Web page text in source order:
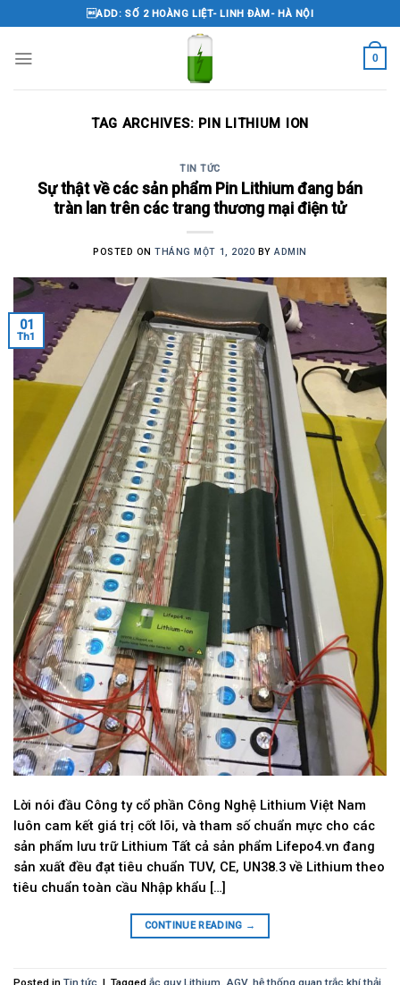
to
content
ADD: SỐ 2 HOÀNG LIỆT- LINH ĐÀM- HÀ NỘI
0
TAG ARCHIVES: PIN LITHIUM ION
TIN TỨC
Sự thật về các sản phẩm Pin Lithium đang bán
tràn lan trên các trang thương mại điện tử
POSTED ONTHÁNG MỘT 1, 2020 BYADMIN
01
Th1
Lời nói đầu Công ty cổ phần Công Nghệ Lithium Việt Nam
luôn cam kết giá trị cốt lõi, và tham số chuẩn mực cho các
sản phẩm lưu trữ Lithium Tất cả sản phẩm Lifepo4.vn đang
sản xuất đều đạt tiêu chuẩn TUV, CE, UN38.3 về Lithium theo
tiêu chuẩn toàn cầu Nhập khẩu […]
CONTINUE READING →
Posted in Tin tức | Tagged ắc quy Lithium, AGV, hệ thống quan trắc khí thải,